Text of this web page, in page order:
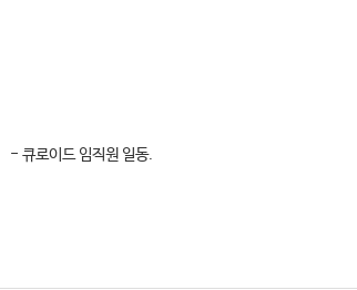
임직원 일동.